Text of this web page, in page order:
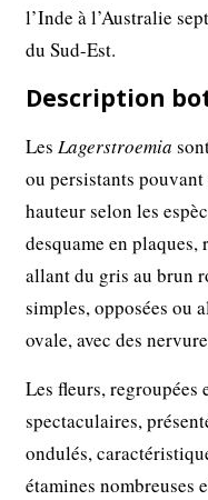
l’Inde à l’Australie
du Sud-Est.
Description
LesLagerstroemia
ou persistants
hauteur selon les
desquame en plaques,
allant du gris au brun
simples, opposées ou
ovale, avec des
Les fleurs, regroupées
spectaculaires,
ondulés,
étamines nombreuses